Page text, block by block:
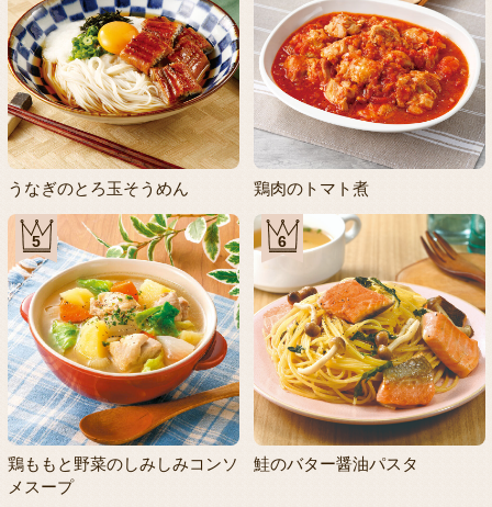
うなぎのとろ玉そうめん 鶏肉のトマト煮
5
鶏ももと野菜のしみしみコンソ
メスープ
6
鮭のバター醤油パスタ